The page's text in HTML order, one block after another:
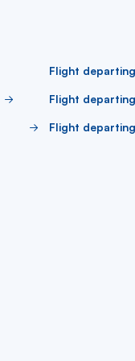
Flight
Flight
Flight